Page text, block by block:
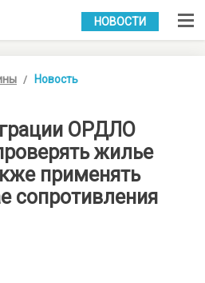
УКР РУС
НОВОСТИ
Новость
ОРДЛО
жилье
применять
сопротивления